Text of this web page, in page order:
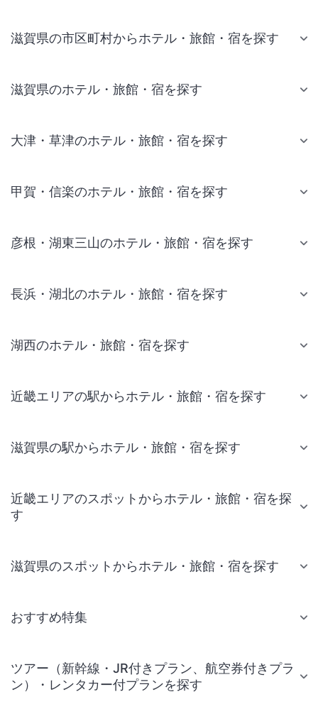
滋賀県の市区町村からホテル・旅館・宿を探す
滋賀県のホテル・旅館・宿を探す
大津・草津のホテル・旅館・宿を探す
甲賀・信楽のホテル・旅館・宿を探す
彦根・湖東三山のホテル・旅館・宿を探す
長浜・湖北のホテル・旅館・宿を探す
湖西のホテル・旅館・宿を探す
近畿エリアの駅からホテル・旅館・宿を探す
滋賀県の駅からホテル・旅館・宿を探す
近畿エリアのスポットからホテル・旅館・宿を探
す
滋賀県のスポットからホテル・旅館・宿を探す
おすすめ特集
ツアー（新幹線・JR付きプラン、航空券付きプラ
ン）・レンタカー付プランを探す